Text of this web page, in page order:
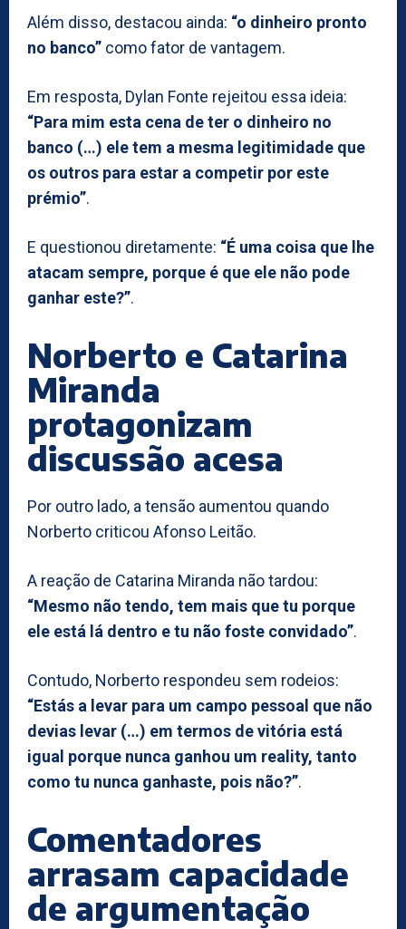
Além disso, destacou ainda: “o dinheiro pronto
no banco” como fator de vantagem.
Em resposta, Dylan Fonte rejeitou essa ideia:
“Para mim esta cena de ter o dinheiro no
banco (…) ele tem a mesma legitimidade que
os outros para estar a competir por este
prémio”.
E questionou diretamente: “É uma coisa que lhe
atacam sempre, porque é que ele não pode
ganhar este?”.
Norberto e Catarina
Miranda
protagonizam
discussão acesa
Por outro lado, a tensão aumentou quando
Norberto criticou Afonso Leitão.
A reação de Catarina Miranda não tardou:
“Mesmo não tendo, tem mais que tu porque
ele está lá dentro e tu não foste convidado”.
Contudo, Norberto respondeu sem rodeios:
“Estás a levar para um campo pessoal que não
devias levar (…) em termos de vitória está
igual porque nunca ganhou um reality, tanto
como tu nunca ganhaste, pois não?”.
Comentadores
arrasam capacidade
de argumentação